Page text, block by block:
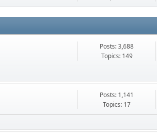
Posts: 3,688
Topics: 149
Posts: 1,141
Topics: 17